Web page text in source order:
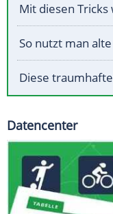
Mit diesen
So nutzt man
Diese
Datencenter